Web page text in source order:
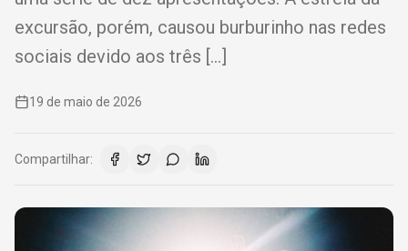
excursão, porém, causou burburinho nas redes
sociais devido aos três […]
19 de maio de 2026
Compartilhar: